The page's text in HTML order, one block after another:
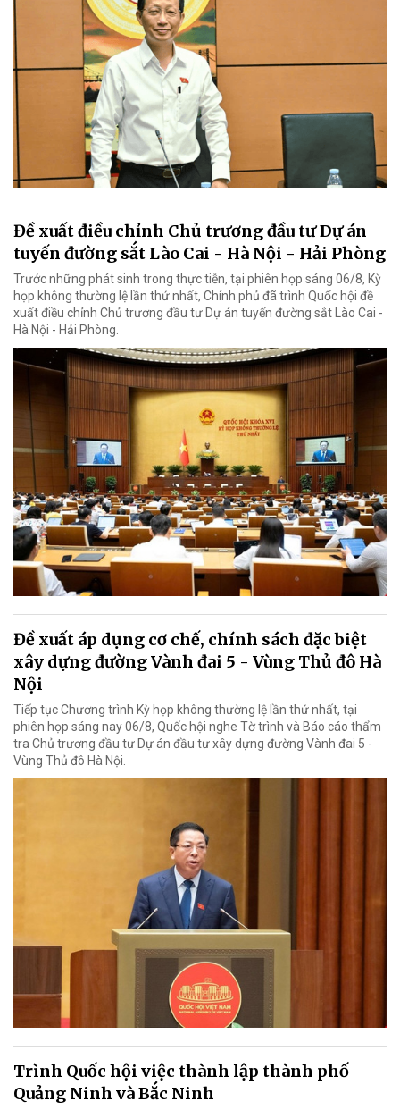
Đề xuất điều chỉnh Chủ trương đầu tư Dự án
tuyến đường sắt Lào Cai - Hà Nội - Hải Phòng
Trước những phát sinh trong thực tiễn, tại phiên họp sáng 06/8, Kỳ
họp không thường lệ lần thứ nhất, Chính phủ đã trình Quốc hội đề
xuất điều chỉnh Chủ trương đầu tư Dự án tuyến đường sắt Lào Cai -
Hà Nội - Hải Phòng.
Đề xuất áp dụng cơ chế, chính sách đặc biệt
xây dựng đường Vành đai 5 - Vùng Thủ đô Hà
Nội
Tiếp tục Chương trình Kỳ họp không thường lệ lần thứ nhất, tại
phiên họp sáng nay 06/8, Quốc hội nghe Tờ trình và Báo cáo thẩm
tra Chủ trương đầu tư Dự án đầu tư xây dựng đường Vành đai 5 -
Vùng Thủ đô Hà Nội.
Trình Quốc hội việc thành lập thành phố
Quảng Ninh và Bắc Ninh